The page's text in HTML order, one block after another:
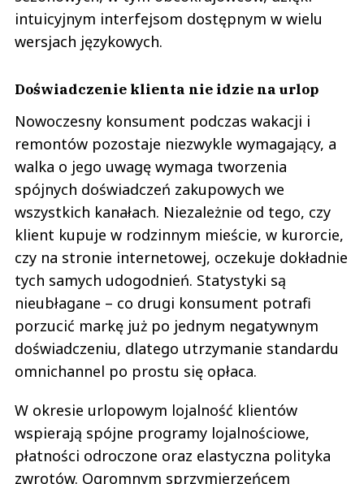
intuicyjnym interfejsom dostępnym w wielu
wersjach językowych.
Doświadczenie klienta nie idzie na urlop
Nowoczesny konsument podczas wakacji i
remontów pozostaje niezwykle wymagający, a
walka o jego uwagę wymaga tworzenia
spójnych doświadczeń zakupowych we
wszystkich kanałach. Niezależnie od tego, czy
klient kupuje w rodzinnym mieście, w kurorcie,
czy na stronie internetowej, oczekuje dokładnie
tych samych udogodnień. Statystyki są
nieubłagane – co drugi konsument potrafi
porzucić markę już po jednym negatywnym
doświadczeniu, dlatego utrzymanie standardu
omnichannel po prostu się opłaca.
W okresie urlopowym lojalność klientów
wspierają spójne programy lojalnościowe,
płatności odroczone oraz elastyczna polityka
zwrotów. Ogromnym sprzymierzeńcem